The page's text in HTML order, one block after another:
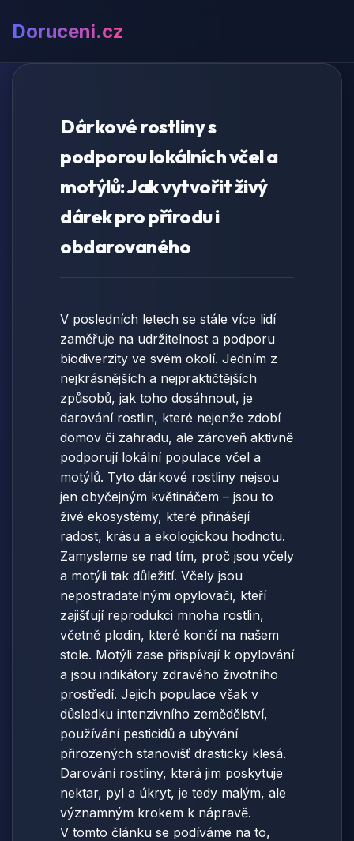
Doruceni.cz
Dárkové rostliny s
podporou lokálních včel a
motýlů: Jak vytvořit živý
dárek pro přírodu i
obdarovaného
V posledních letech se stále více lidí
zaměřuje na udržitelnost a podporu
biodiverzity ve svém okolí. Jedním z
nejkrásnějších a nejpraktičtějších
způsobů, jak toho dosáhnout, je
darování rostlin, které nejenže zdobí
domov či zahradu, ale zároveň aktivně
podporují lokální populace včel a
motýlů. Tyto dárkové rostliny nejsou
jen obyčejným květináčem – jsou to
živé ekosystémy, které přinášejí
radost, krásu a ekologickou hodnotu.
Zamysleme se nad tím, proč jsou včely
a motýli tak důležití. Včely jsou
nepostradatelnými opylovači, kteří
zajišťují reprodukci mnoha rostlin,
včetně plodin, které končí na našem
stole. Motýli zase přispívají k opylování
a jsou indikátory zdravého životního
prostředí. Jejich populace však v
důsledku intenzivního zemědělství,
používání pesticidů a ubývání
přirozených stanovišť drasticky klesá.
Darování rostliny, která jim poskytuje
nektar, pyl a úkryt, je tedy malým, ale
významným krokem k nápravě.
V tomto článku se podíváme na to,